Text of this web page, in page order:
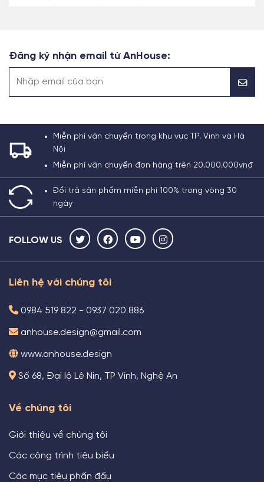
Đăng ký nhận email từ AnHouse:
Miễn phí vận chuyển trong khu vực TP. Vinh và Hà
Nội
Miễn phí vận chuyển đơn hàng trên 20.000.000vnđ
Đổi trả sản phẩm miễn phí 100% trong vòng 30
ngày
FOLLOW US
Liên hệ với chúng tôi
0984 519 822 - 0937 020 886
anhouse.design@gmail.com
www.anhouse.design
Số 68, Đại lộ Lê Nin, TP Vinh, Nghệ An
Về chúng tôi
Giới thiệu về chúng tôi
Các công trình tiêu biểu
Các mục tiêu phấn đấu